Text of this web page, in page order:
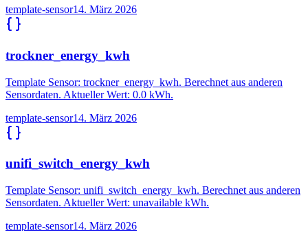
template-sensor14. März 2026
trockner_energy_kwh
Template Sensor: trockner_energy_kwh. Berechnet aus anderen
Sensordaten. Aktueller Wert: 0.0 kWh.
template-sensor14. März 2026
unifi_switch_energy_kwh
Template Sensor: unifi_switch_energy_kwh. Berechnet aus anderen
Sensordaten. Aktueller Wert: unavailable kWh.
template-sensor14. März 2026